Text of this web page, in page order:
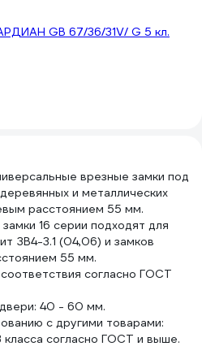
GB 67/36/31V/ G 5 кл.
врезные замки под
и металлических
расстоянием 55 мм.
16 серии подходят для
ЗВ4-3.1 (04,06) и замков
55 мм.
согласно ГОСТ
40 - 60 мм.
с другими товарами:
класса согласно ГОСТ и выше.